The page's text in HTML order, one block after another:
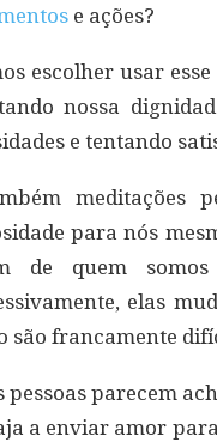
e ações?
escolher usar esse
nossa
e tentando
meditações
para nós
de quem
elas
são francamente
pessoas parecem
a enviar amor